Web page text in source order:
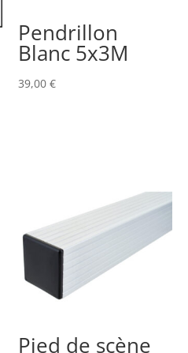
Pendrillon
Blanc 5x3M
39,00€
Pied de scène